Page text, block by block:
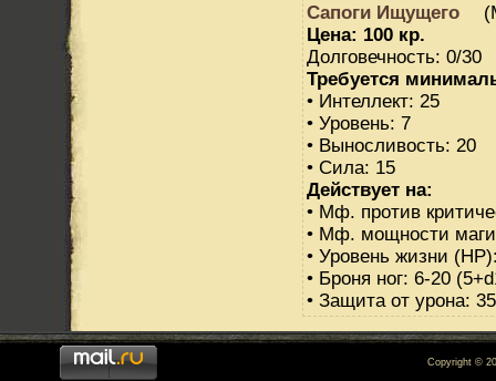
Сапоги Ищущего
Цена: 100 кр.
Долговечность: 0/30
Требуется
• Интеллект: 25
• Уровень: 7
• Выносливость: 20
• Сила: 15
Действует на:
• Мф. против
• Мф. мощности
• Уровень жизни
• Броня ног: 6-20
• Защита от урона: 35
Copyright ©